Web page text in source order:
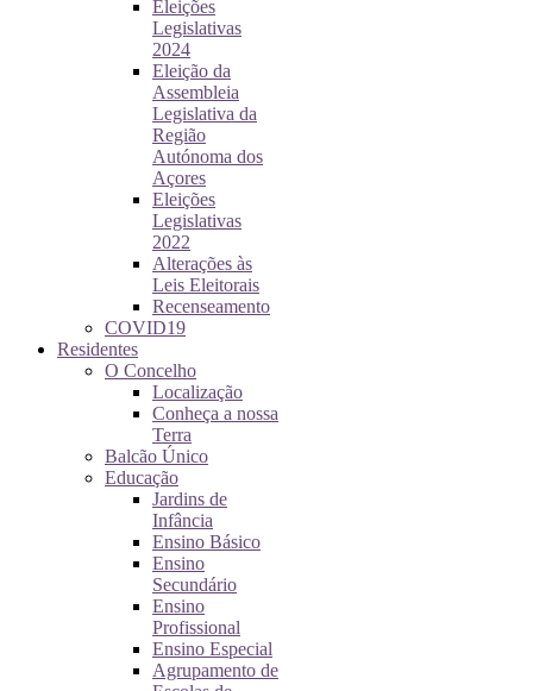
Eleições
Legislativas
2024
Eleição da
Assembleia
Legislativa da
Região
Autónoma dos
Açores
Eleições
Legislativas
2022
Alterações às
Leis Eleitorais
Recenseamento
COVID19
Residentes
O Concelho
Localização
Conheça a nossa
Terra
Balcão Único
Educação
Jardins de
Infância
Ensino Básico
Ensino
Secundário
Ensino
Profissional
Ensino Especial
Agrupamento de